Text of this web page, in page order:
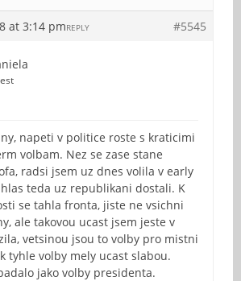
at 3:14 pm #5545
REPLY
napeti v politice roste s kraticimi
volbam. Nez se zase stane
radsi jsem uz dnes volila v early
teda uz republikani dostali. K
se tahla fronta, jiste ne vsichni
ale takovou ucast jsem jeste v
vetsinou jsou to volby pro mistni
tyhle volby mely ucast slabou.
jako volby presidenta.